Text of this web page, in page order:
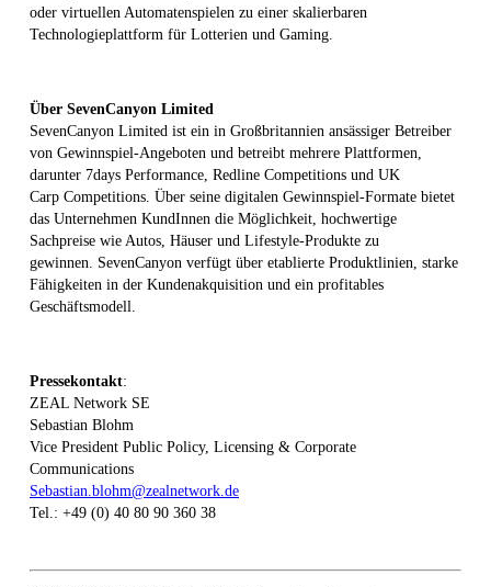
oder virtuellen Automatenspielen zu einer skalierbaren
Technologieplattform für Lotterien und Gaming.
Über SevenCanyon Limited
SevenCanyon Limited ist ein in Großbritannien ansässiger Betreiber
von Gewinnspiel-Angeboten und betreibt mehrere Plattformen,
darunter 7days Performance, Redline Competitions und UK
Carp Competitions. Über seine digitalen Gewinnspiel-Formate bietet
das Unternehmen KundInnen die Möglichkeit, hochwertige
Sachpreise wie Autos, Häuser und Lifestyle-Produkte zu
gewinnen. SevenCanyon verfügt über etablierte Produktlinien, starke
Fähigkeiten in der Kundenakquisition und ein profitables
Geschäftsmodell.
Pressekontakt:
ZEAL Network SE
Sebastian Blohm
Vice President Public Policy, Licensing & Corporate
Communications
Sebastian.blohm@zealnetwork.de
Tel.: +49 (0) 40 80 90 360 38